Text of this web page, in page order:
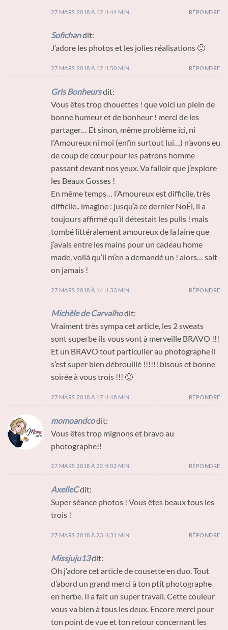
27 MARS 2018 À 12 H 44 MIN RÉPONDRE
Sofichandit:
J’adore les photos et les jolies réalisations 🙂
27 MARS 2018 À 12 H 50 MIN RÉPONDRE
Gris Bonheursdit:
Vous êtes trop chouettes ! que voici un plein de
bonne humeur et de bonheur ! merci de les
partager… Et sinon, même problème ici, ni
l’Amoureux ni moi (enfin surtout lui…) n’avons eu
de coup de cœur pour les patrons homme
passant devant nos yeux. Va falloir que j’explore
les Beaux Gosses !
En même temps… l’Amoureux est difficile, très
difficile.. imagine : jusqu’à ce dernier NoËl, il a
toujours affirmé qu’il détestait les pulls ! mais
tombé littéralement amoureux de la laine que
j’avais entre les mains pour un cadeau home
made, voilà qu’il m’en a demandé un ! alors… sait-
on jamais !
27 MARS 2018 À 14 H 33 MIN RÉPONDRE
Michèle de Carvalhodit:
Vraiment très sympa cet article, les 2 sweats
sont superbe ils vous vont à merveille BRAVO !!!
Et un BRAVO tout particulier au photographe il
s’est super bien débrouillé !!!!!! bisous et bonne
soirée à vous trois !!! 🙂
27 MARS 2018 À 17 H 48 MIN RÉPONDRE
momoandcodit:
Vous êtes trop mignons et bravo au
photographe!!
27 MARS 2018 À 22 H 02 MIN RÉPONDRE
AxelleCdit:
Super séance photos ! Vous êtes beaux tous les
trois !
27 MARS 2018 À 23 H 31 MIN RÉPONDRE
Missjuju13dit:
Oh j’adore cet article de cousette en duo. Tout
d’abord un grand merci à ton ptit photographe
en herbe. Il a fait un super travail. Cette couleur
vous va bien à tous les deux. Encore merci pour
ton point de vue et ton retour concernant les